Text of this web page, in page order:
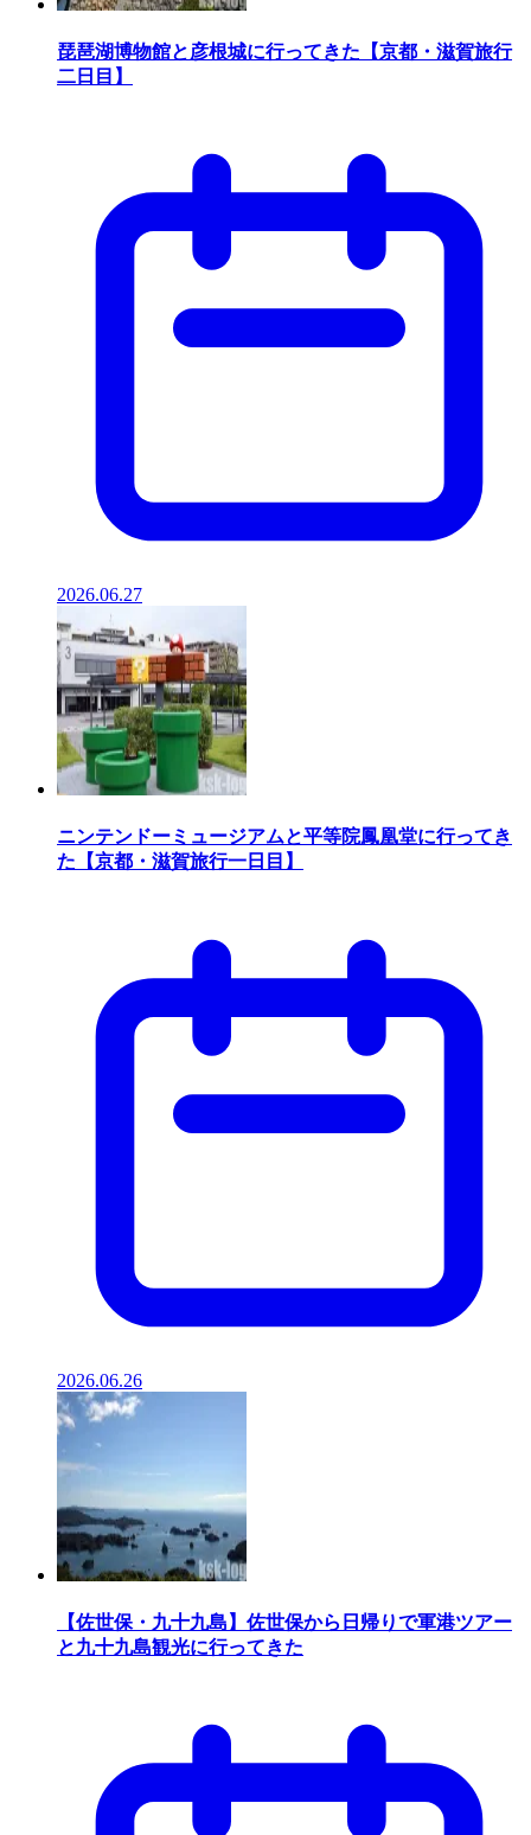
琵琶湖博物館と彦根城に行ってきた【京都・滋賀旅行
二日目】
2026.06.27
ニンテンドーミュージアムと平等院鳳凰堂に行ってき
た【京都・滋賀旅行一日目】
2026.06.26
【佐世保・九十九島】佐世保から日帰りで軍港ツアー
と九十九島観光に行ってきた